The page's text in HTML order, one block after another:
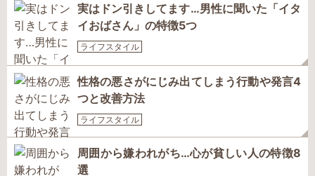
実はドン引きしてます…男性に聞いた「イタ
イおばさん」の特徴5つ
ライフスタイル
性格の悪さがにじみ出てしまう行動や発言4
つと改善方法
ライフスタイル
周囲から嫌われがち…心が貧しい人の特徴8
選